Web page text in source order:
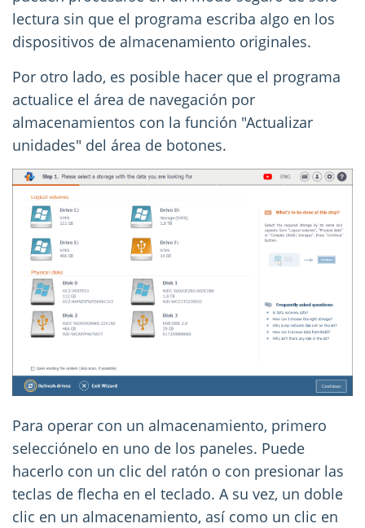
lectura sin que el programa escriba algo en los
dispositivos de almacenamiento originales.
Por otro lado, es posible hacer que el programa
actualice el área de navegación por
almacenamientos con la función "Actualizar
unidades" del área de botones.
Para operar con un almacenamiento, primero
selecciónelo en uno de los paneles. Puede
hacerlo con un clic del ratón o con presionar las
teclas de flecha en el teclado. A su vez, un doble
clic en un almacenamiento, así como un clic en